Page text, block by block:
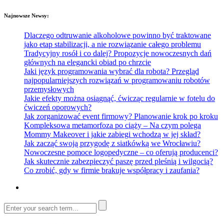
Najnowsze Newsy:
Dlaczego odtruwanie alkoholowe powinno być traktowane
jako etap stabilizacji, a nie rozwiązanie całego problemu
Tradycyjny rosół i co dalej? Propozycje nowoczesnych dań
głównych na elegancki obiad po chrzcie
Jaki język programowania wybrać dla robota? Przegląd
najpopularniejszych rozwiązań w programowaniu robotów
przemysłowych
Jakie efekty można osiągnąć, ćwicząc regularnie w fotelu do
ćwiczeń oporowych?
Jak zorganizować event firmowy? Planowanie krok po kroku
Kompleksowa metamorfoza po ciąży – Na czym polega
Mommy Makeover i jakie zabiegi wchodzą w jej skład?
Jak zacząć swoją przygodę z siatkówką we Wrocławiu?
Nowoczesne pomoce logopedyczne – co oferują producenci?
Jak skutecznie zabezpieczyć paszę przed pleśnią i wilgocią?
Co zrobić, gdy w firmie brakuje współpracy i zaufania?